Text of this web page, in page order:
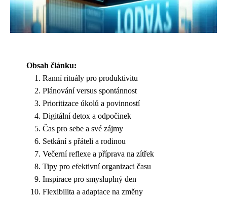
Obsah článku:
Ranní rituály pro produktivitu
Plánování versus spontánnost
Prioritizace úkolů a povinností
Digitální detox a odpočinek
Čas pro sebe a své zájmy
Setkání s přáteli a rodinou
Večerní reflexe a příprava na zítřek
Tipy pro efektivní organizaci času
Inspirace pro smysluplný den
Flexibilita a adaptace na změny